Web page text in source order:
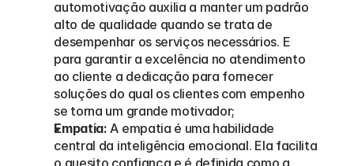
automotivação auxilia a manter um padrão
alto de qualidade quando se trata de
desempenhar os serviços necessários. E
para garantir a excelência no atendimento
ao cliente a dedicação para fornecer
soluções do qual os clientes com empenho
se torna um grande motivador;
Empatia: A empatia é uma habilidade
central da inteligência emocional. Ela facilita
o quesito confiança e é definida como a